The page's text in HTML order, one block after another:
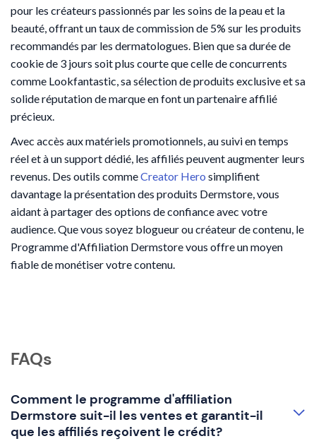
pour les créateurs passionnés par les soins de la peau et la
beauté, offrant un taux de commission de 5% sur les produits
recommandés par les dermatologues. Bien que sa durée de
cookie de 3 jours soit plus courte que celle de concurrents
comme Lookfantastic, sa sélection de produits exclusive et sa
solide réputation de marque en font un partenaire affilié
précieux.
Avec accès aux matériels promotionnels, au suivi en temps
réel et à un support dédié, les affiliés peuvent augmenter leurs
revenus. Des outils commeCreator Hero simplifient
davantage la présentation des produits Dermstore, vous
aidant à partager des options de confiance avec votre
audience. Que vous soyez blogueur ou créateur de contenu, le
Programme d'Affiliation Dermstore vous offre un moyen
fiable de monétiser votre contenu.
FAQs
Comment le programme d'affiliation
Dermstore suit-il les ventes et garantit-il
que les affiliés reçoivent le crédit?